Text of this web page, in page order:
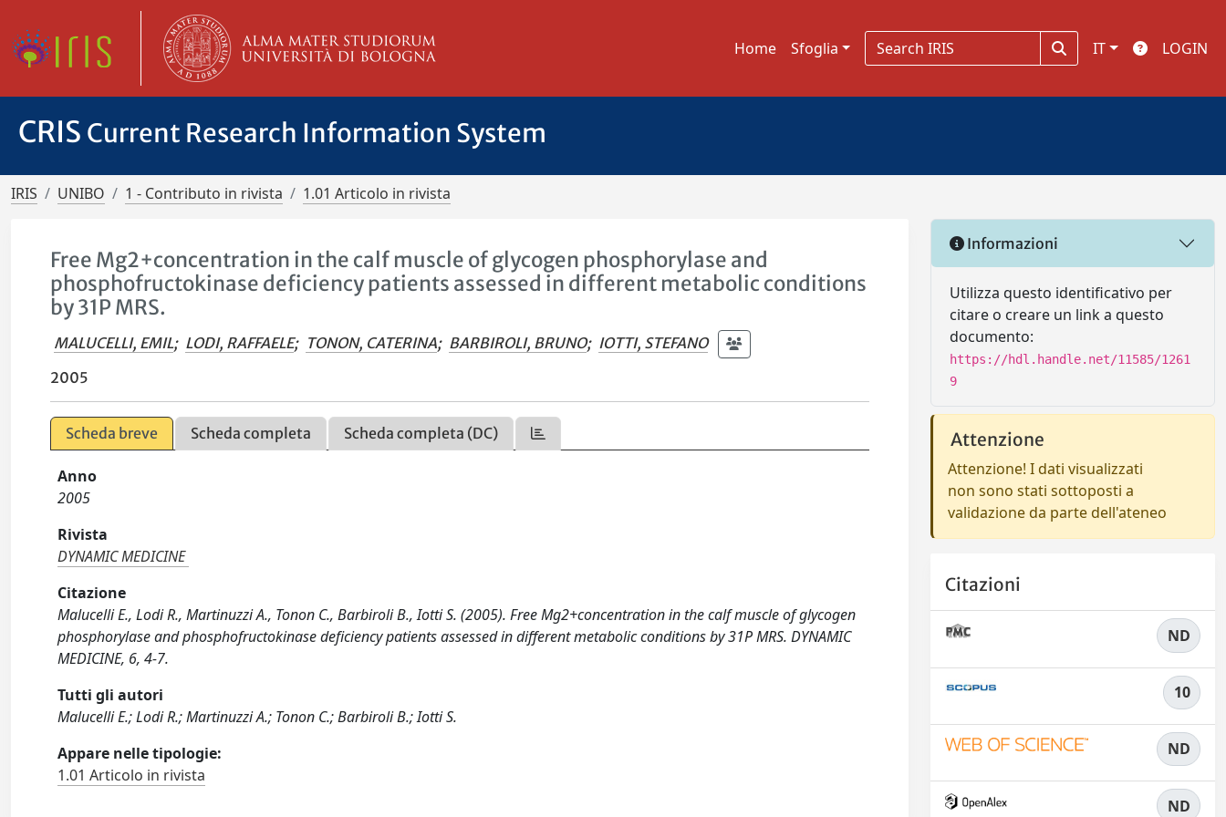
Home Sfoglia IT LOGIN
CRIS Current Research Information System
IRIS UNIBO 1 - Contributo in rivista 1.01 Articolo in rivista
Free Mg2+concentration in the calf muscle of glycogen phosphorylase and
phosphofructokinase deficiency patients assessed in different metabolic conditions
by 31P MRS.
MALUCELLI, EMIL; LODI, RAFFAELE; TONON, CATERINA; BARBIROLI, BRUNO; IOTTI, STEFANO
2005
Scheda breve Scheda completa Scheda completa (DC)
Anno
2005
Rivista
DYNAMIC MEDICINE
Citazione
Malucelli E., Lodi R., Martinuzzi A., Tonon C., Barbiroli B., Iotti S. (2005). Free Mg2+concentration in the calf muscle of glycogen
phosphorylase and phosphofructokinase deficiency patients assessed in different metabolic conditions by 31P MRS. DYNAMIC
MEDICINE, 6, 4-7.
Tutti gli autori
Malucelli E.; Lodi R.; Martinuzzi A.; Tonon C.; Barbiroli B.; Iotti S.
Appare nelle tipologie:
1.01 Articolo in rivista
Informazioni
Utilizza questo identificativo per
citare o creare un link a questo
documento:
https://hdl.handle.net/11585/1261
9
Attenzione
Attenzione! I dati visualizzati
non sono stati sottoposti a
validazione da parte dell'ateneo
Citazioni
ND
10
ND
ND